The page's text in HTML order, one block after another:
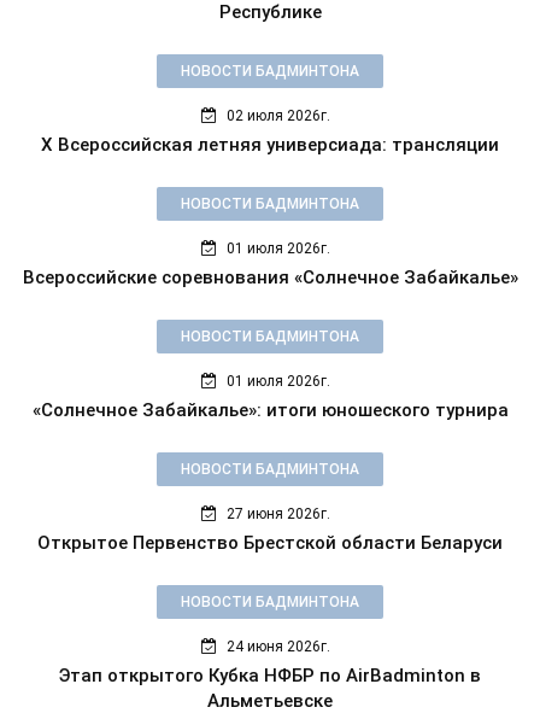
Республике
НОВОСТИ БАДМИНТОНА
02 июля 2026г.
X Всероссийская летняя универсиада: трансляции
НОВОСТИ БАДМИНТОНА
01 июля 2026г.
Всероссийские соревнования «Солнечное Забайкалье»
НОВОСТИ БАДМИНТОНА
01 июля 2026г.
«Солнечное Забайкалье»: итоги юношеского турнира
НОВОСТИ БАДМИНТОНА
27 июня 2026г.
Открытое Первенство Брестской области Беларуси
НОВОСТИ БАДМИНТОНА
24 июня 2026г.
Этап открытого Кубка НФБР по AirBadminton в
Альметьевске